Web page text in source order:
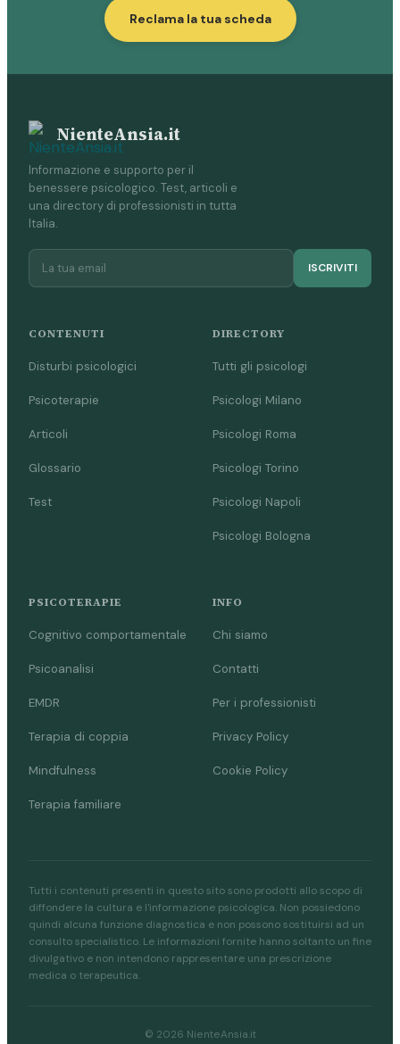
Reclama la tua scheda
NienteAnsia.it
Informazione e supporto per il
benessere psicologico. Test, articoli e
una directory di professionisti in tutta
Italia.
ISCRIVITI
CONTENUTI
Disturbi psicologici
Psicoterapie
Articoli
Glossario
Test
DIRECTORY
Tutti gli psicologi
Psicologi Milano
Psicologi Roma
Psicologi Torino
Psicologi Napoli
Psicologi Bologna
PSICOTERAPIE
Cognitivo comportamentale
Psicoanalisi
EMDR
Terapia di coppia
Mindfulness
Terapia familiare
INFO
Chi siamo
Contatti
Per i professionisti
Privacy Policy
Cookie Policy
Tutti i contenuti presenti in questo sito sono prodotti allo scopo di
diffondere la cultura e l'informazione psicologica. Non possiedono
quindi alcuna funzione diagnostica e non possono sostituirsi ad un
consulto specialistico. Le informazioni fornite hanno soltanto un fine
divulgativo e non intendono rappresentare una prescrizione
medica o terapeutica.
© 2026 NienteAnsia.it